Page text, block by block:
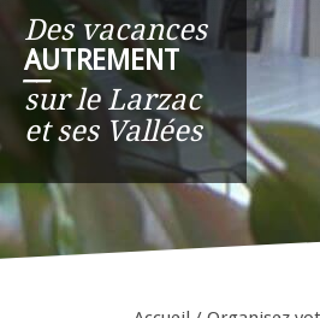
Des vacances
AUTREMENT
__
sur le Larzac
et ses Vallées